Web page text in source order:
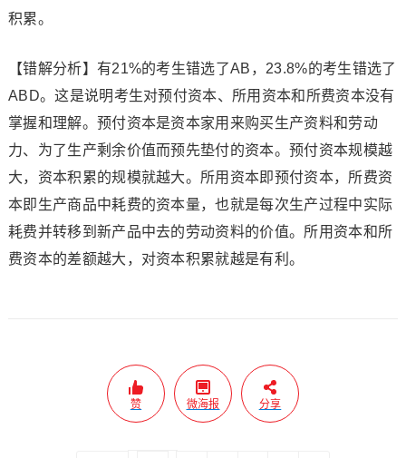
积累。
【错解分析】有21%的考生错选了AB，23.8%的考生错选了
ABD。这是说明考生对预付资本、所用资本和所费资本没有
掌握和理解。预付资本是资本家用来购买生产资料和劳动
力、为了生产剩余价值而预先垫付的资本。预付资本规模越
大，资本积累的规模就越大。所用资本即预付资本，所费资
本即生产商品中耗费的资本量，也就是每次生产过程中实际
耗费并转移到新产品中去的劳动资料的价值。所用资本和所
费资本的差额越大，对资本积累就越是有利。
赞 微海报 分享